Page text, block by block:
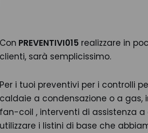
Con PREVENTIVI015 realizzare in
clienti, sarà semplicissimo.
Per i tuoi preventivi per i controlli
caldaie a condensazione o a gas,
fan-coil , interventi di assistenza
utilizzare i listini di base che